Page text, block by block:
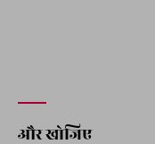
और खोजिए